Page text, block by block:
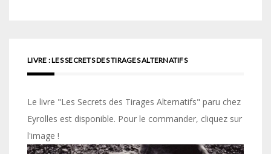
LIVRE : LES SECRETS DES TIRAGES ALTERNATIFS
Le livre "Les Secrets des Tirages Alternatifs" paru chez
Eyrolles est disponible. Pour le commander, cliquez sur
l'image !